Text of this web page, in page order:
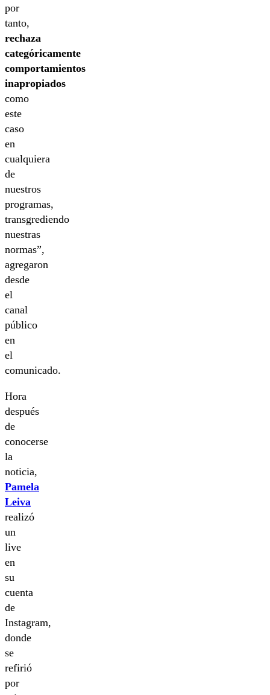
por
tanto,
rechaza
categóricamente
comportamientos
inapropiados
como
este
caso
en
cualquiera
de
nuestros
programas,
transgrediendo
nuestras
normas”,
agregaron
desde
el
canal
público
en
el
comunicado.
Hora
después
de
conocerse
la
noticia,
Pamela
Leiva
realizó
un
live
en
su
cuenta
de
Instagram,
donde
se
refirió
por